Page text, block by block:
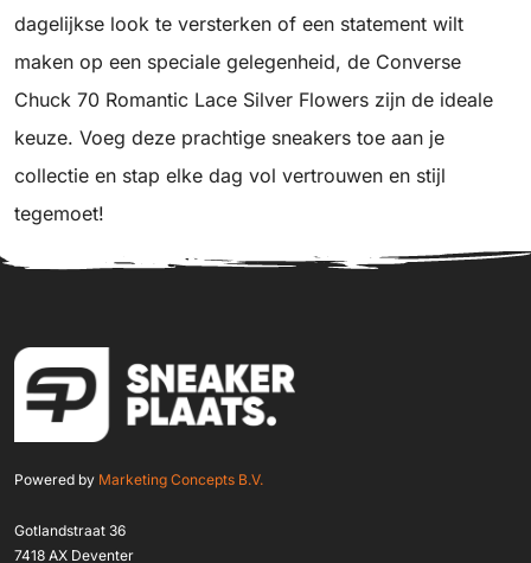
dagelijkse look te versterken of een statement wilt
maken op een speciale gelegenheid, de Converse
Chuck 70 Romantic Lace Silver Flowers zijn de ideale
keuze. Voeg deze prachtige sneakers toe aan je
collectie en stap elke dag vol vertrouwen en stijl
tegemoet!
Powered by Marketing Concepts B.V.
Gotlandstraat 36
7418 AX Deventer